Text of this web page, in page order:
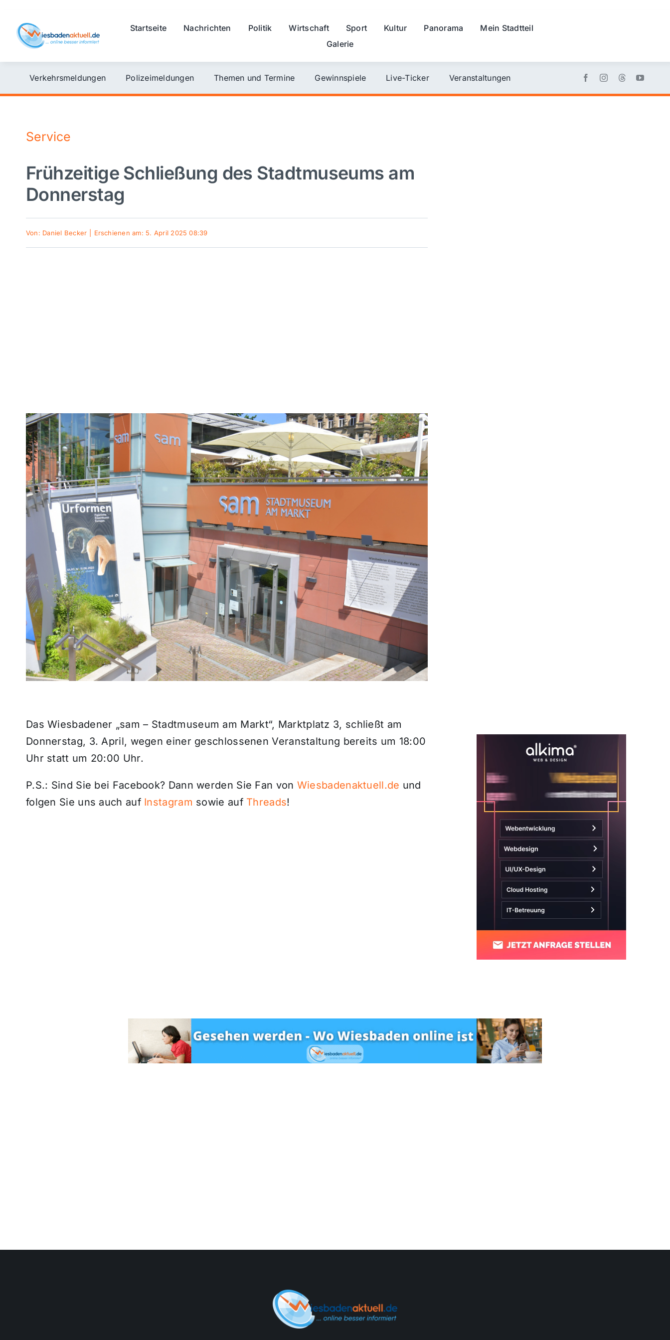
content
Startseite Nachrichten Politik Wirtschaft Sport Kultur Panorama
Mein Stadtteil
Galerie
Verkehrsmeldungen Polizeimeldungen Themen und Termine Gewinnspiele Live-Ticker Veranstaltungen
Service
Frühzeitige Schließung des Stadtmuseums am
Donnerstag
Von: Daniel Becker Erschienen am: 5. April 2025 08:39
Das Wiesbadener „sam – Stadtmuseum am Markt“, Marktplatz 3, schließt am
Donnerstag, 3. April, wegen einer geschlossenen Veranstaltung bereits um 18:00
Uhr statt um 20:00 Uhr.
P.S.: Sind Sie bei Facebook? Dann werden Sie Fan von Wiesbadenaktuell.de und
folgen Sie uns auch auf Instagram sowie auf Threads!